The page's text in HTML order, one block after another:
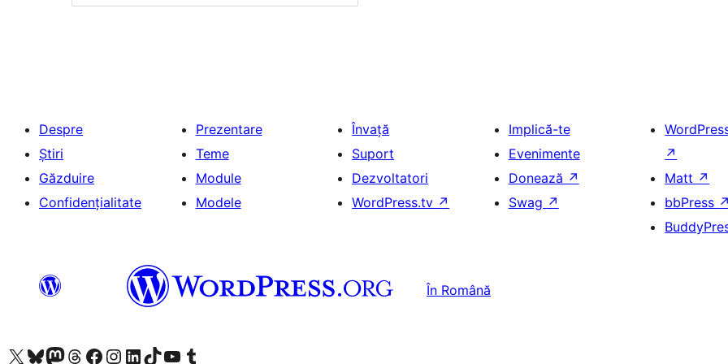
Despre
Știri
Găzduire
Confidențialitate
Prezentare
Teme
Module
Modele
Învață
Suport
Dezvoltatori
WordPress.tv ↗
Implică-te
Evenimente
Donează ↗
Swag ↗
↗
Matt ↗
bbPress ↗
În Română
Mergi la contul nostru X (fost Twitter)
Vizitează contul nostru Bluesky
Vizitează contul nostru Mastodon
Vizitează contul nostru Threads
Vizitează pagina noastră Facebook
Vizitează-ne pe Instagram
Vizitează-ne pe LinkedIn
Vizitează contul nostru TikTok
Vizitează canalul nostru YouTube
Vizitează contul nostru Tumblr